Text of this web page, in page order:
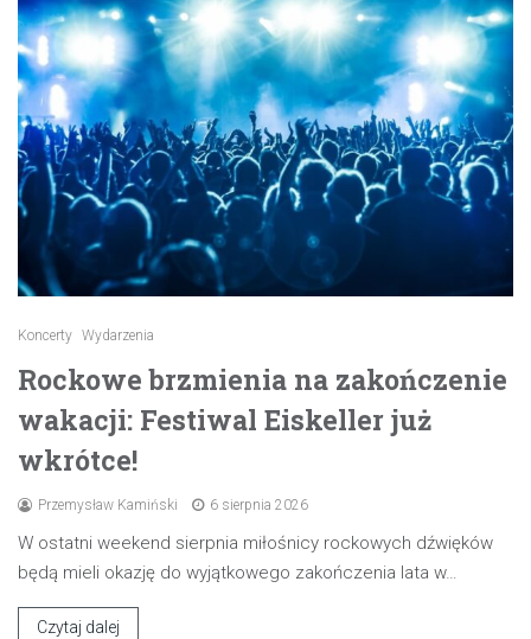
Koncerty Wydarzenia
Rockowe brzmienia na zakończenie
wakacji: Festiwal Eiskeller już
wkrótce!
Przemysław Kamiński 6 sierpnia 2026
W ostatni weekend sierpnia miłośnicy rockowych dźwięków
będą mieli okazję do wyjątkowego zakończenia lata w…
Czytaj dalej